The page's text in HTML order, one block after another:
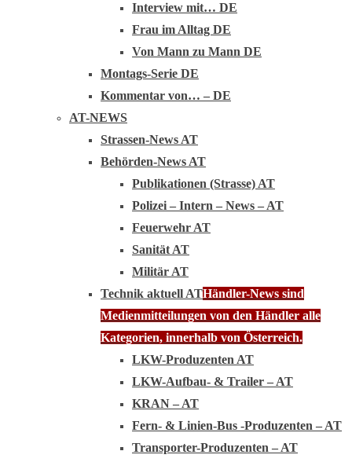
Interview mit… DE
Frau im Alltag DE
Von Mann zu Mann DE
Montags-Serie DE
Kommentar von… – DE
AT-NEWS
Strassen-News AT
Behörden-News AT
Publikationen (Strasse) AT
Polizei – Intern – News – AT
Feuerwehr AT
Sanität AT
Militär AT
Technik aktuell ATHändler-News sind
Medienmitteilungen von den Händler alle
Kategorien, innerhalb von Österreich.
LKW-Produzenten AT
LKW-Aufbau- & Trailer – AT
KRAN – AT
Fern- & Linien-Bus -Produzenten – AT
Transporter-Produzenten – AT